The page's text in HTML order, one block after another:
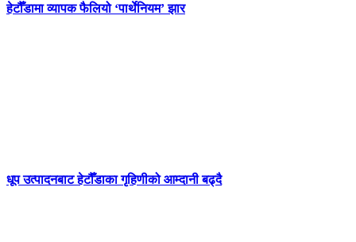
हेटौँडामा व्यापक फैलियो ‘पार्थेनियम’ झार
धूप उत्पादनबाट हेटौँडाका गृहिणीको आम्दानी बढ्दै